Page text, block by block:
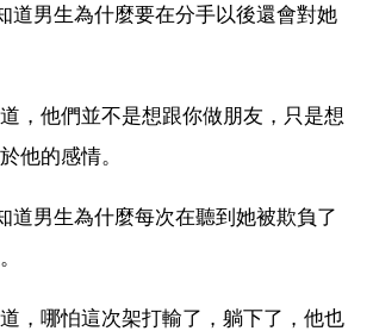
道男生為什麼要在分手以後還會對她
，他們並不是想跟你做朋友，只是想
他的感情。
道男生為什麼每次在聽到她被欺負了
，哪怕這次架打輸了，躺下了，他也